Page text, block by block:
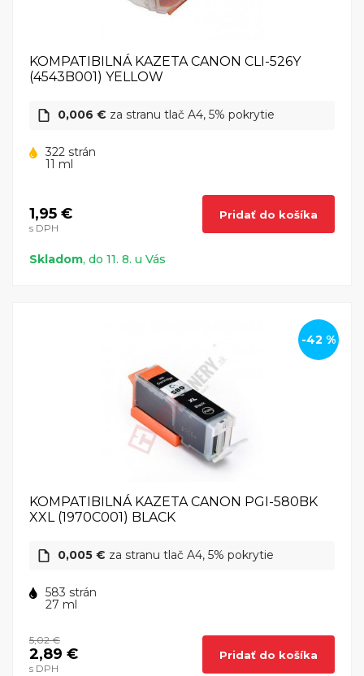
KOMPATIBILNÁ KAZETA CANON CLI-526Y
(4543B001) YELLOW
0,006 € za stranu tlač A4, 5% pokrytie
322 strán
11 ml
1,95 €
s DPH
Pridať do košíka
Skladom, do 11. 8. u Vás
-42 %
KOMPATIBILNÁ KAZETA CANON PGI-580BK
XXL (1970C001) BLACK
0,005 € za stranu tlač A4, 5% pokrytie
583 strán
27 ml
5,02 €
2,89 €
s DPH
Pridať do košíka